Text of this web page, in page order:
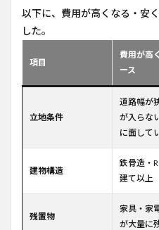
以下に、費用が高くなる・安
した。
項目
費用が高
ース
立地条件
道路幅が
が入らな
に面して
建物構造
鉄骨造・
建て以上
残置物
家具・家
が大量に